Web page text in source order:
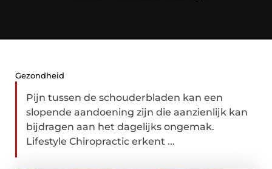
Gezondheid
Pijn tussen de schouderbladen kan een
slopende aandoening zijn die aanzienlijk kan
bijdragen aan het dagelijks ongemak.
Lifestyle Chiropractic erkent ...